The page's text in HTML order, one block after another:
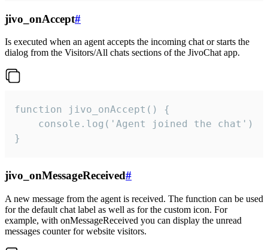
jivo_onAccept#
Is executed when an agent accepts the incoming chat or starts the
dialog from the Visitors/All chats sections of the JivoChat app.
function jivo_onAccept() {
}
jivo_onMessageReceived#
A new message from the agent is received. The function can be used
for the default chat label as well as for the custom icon. For
example, with onMessageReceived you can display the unread
messages counter for website visitors.